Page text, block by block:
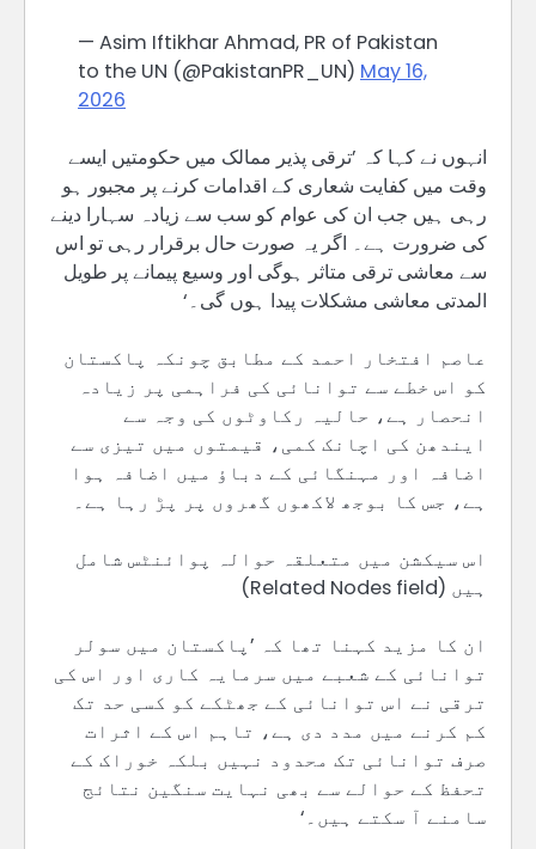
— Asim Iftikhar Ahmad, PR of Pakistan
to the UN (@PakistanPR_UN) May 16,
2026
انہوں نے کہا کہ ’ترقی پذیر ممالک میں حکومتیں ایسے
وقت میں کفایت شعاری کے اقدامات کرنے پر مجبور ہو
رہی ہیں جب ان کی عوام کو سب سے زیادہ سہارا دینے
کی ضرورت ہے۔ اگر یہ صورت حال برقرار رہی تو اس
سے معاشی ترقی متاثر ہوگی اور وسیع پیمانے پر طویل
المدتی معاشی مشکلات پیدا ہوں گی۔‘
عاصم افتخار احمد کے مطابق چونکہ پاکستان
کو اس خطے سے توانائی کی فراہمی پر زیادہ
انحصار ہے، حالیہ رکاوٹوں کی وجہ سے
ایندھن کی اچانک کمی، قیمتوں میں تیزی سے
اضافہ اور مہنگائی کے دباؤ میں اضافہ ہوا
ہے، جس کا بوجھ لاکھوں گھروں پر پڑ رہا ہے۔
اس سیکشن میں متعلقہ حوالہ پوائنٹس شامل
ہیں (Related Nodes field)
ان کا مزید کہنا تھا کہ ’پاکستان میں سولر
توانائی کے شعبے میں سرمایہ کاری اور اس کی
ترقی نے اس توانائی کے جھٹکے کو کسی حد تک
کم کرنے میں مدد دی ہے، تاہم اس کے اثرات
صرف توانائی تک محدود نہیں بلکہ خوراک کے
تحفظ کے حوالے سے بھی نہایت سنگین نتائج
سامنے آ سکتے ہیں۔‘